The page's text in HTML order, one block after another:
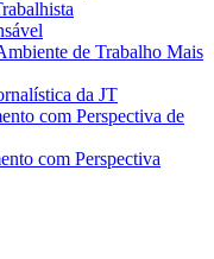
de Trabalho Mais
da JT
com Perspectiva de
com Perspectiva